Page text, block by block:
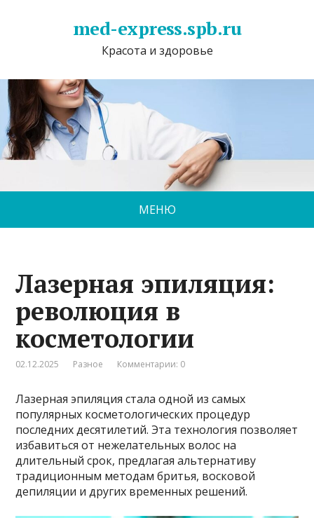
med-express.spb.ru
Красота и здоровье
МЕНЮ
Лазерная эпиляция:
революция в
косметологии
02.12.2025 Разное Комментарии: 0
Лазерная эпиляция стала одной из самых
популярных косметологических процедур
последних десятилетий. Эта технология позволяет
избавиться от нежелательных волос на
длительный срок, предлагая альтернативу
традиционным методам бритья, восковой
депиляции и других временных решений.